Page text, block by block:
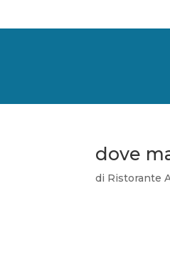
dove
di Ristorante